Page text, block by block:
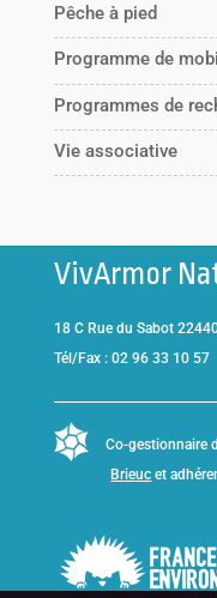
Pêche à pied
Programme de
Programmes de
Vie associative
VivArmor
18 C Rue du Sabot
Tél/Fax : 02 96 33 10 57
Co-gestionnaire
Brieuc et